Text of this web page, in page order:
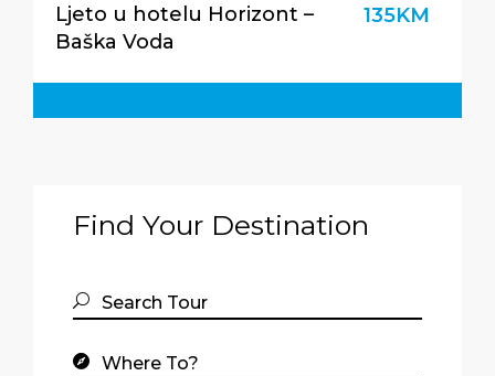
Ljeto u hotelu Horizont –
Baška Voda
135KM
Find Your Destination